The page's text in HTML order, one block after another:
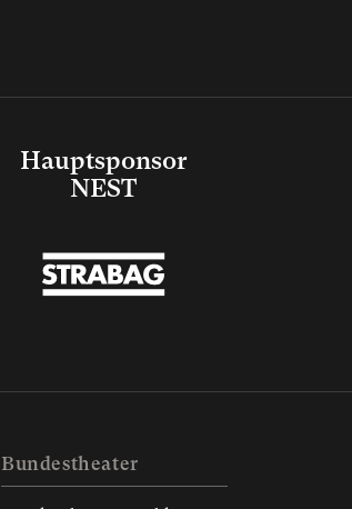
Hauptsponsor
NEST
Bundestheater